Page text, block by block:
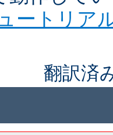
ートリア
翻訳済